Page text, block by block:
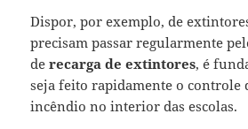
Dispor, por exemplo, de
precisam passar regularmente
derecarga de extintores, é
seja feito rapidamente o controle
incêndio no interior das escolas.